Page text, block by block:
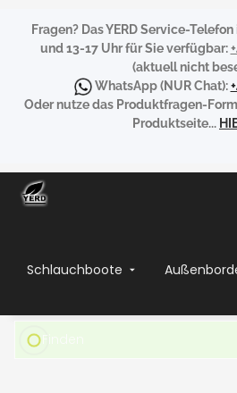
Fragen? Das YERD Service-
und 13-17 Uhr für Sie verfügbar:
(aktuell nicht
WhatsApp(NUR Chat):
Oder nutze das Produktfragen-
Produktseite...
Schlauchboote